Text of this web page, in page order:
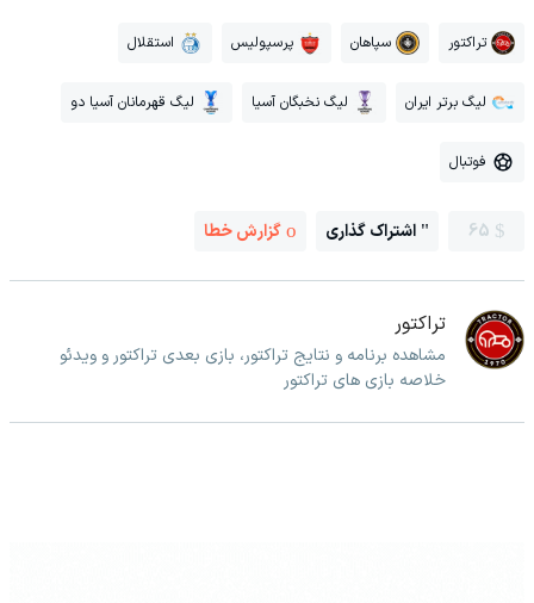
تراکتور سپاهان پرسپولیس استقلال
لیگ برتر ایران لیگ نخبگان آسیا لیگ قهرمانان آسیا دو
فوتبال
65 اشتراک گذاری گزارش خطا
تراکتور
مشاهده برنامه و نتایج تراکتور، بازی بعدی تراکتور و ویدئو
خلاصه بازی های تراکتور